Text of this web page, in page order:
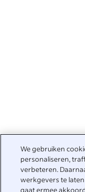
We gebruiken
personaliseren,
verbeteren.
werkgevers te
gaat ermee